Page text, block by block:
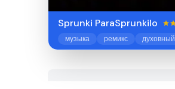
Sprunki ParaSprunkilo
музыка ремикс духовный